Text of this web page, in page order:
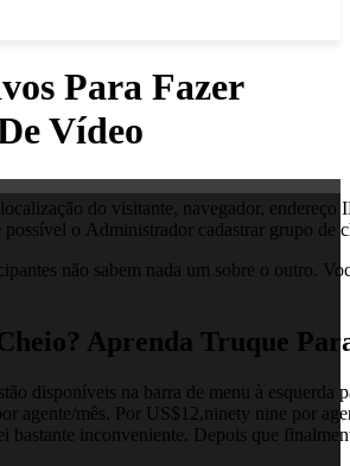
Para Fazer
Vídeo
do visitante, navegador,
possível o Administrador cadastrar grupo
não sabem nada um sobre o outro.
Aprenda Truque
disponíveis na barra de menu à
agente/mês. Por US$12,ninety nine por
bastante inconveniente. Depois que